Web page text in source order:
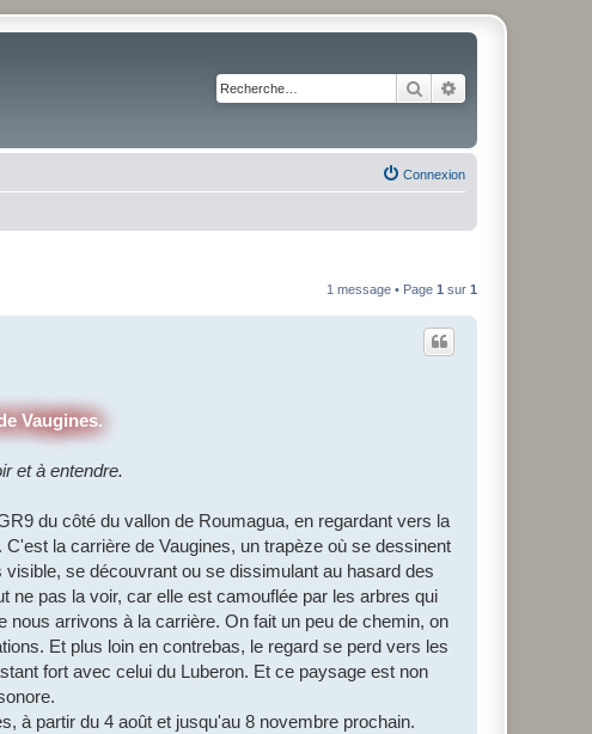
Rechercher
Connexion
1 message • Page 1 sur 1
Vaugines.
et à entendre.
du côté du vallon de Roumagua, en regardant vers la
la carrière de Vaugines, un trapèze où se dessinent
se découvrant ou se dissimulant au hasard des
ne pas la voir, car elle est camouflée par les arbres qui
arrivons à la carrière. On fait un peu de chemin, on
Et plus loin en contrebas, le regard se perd vers les
fort avec celui du Luberon. Et ce paysage est non
à partir du 4 août et jusqu'au 8 novembre prochain.